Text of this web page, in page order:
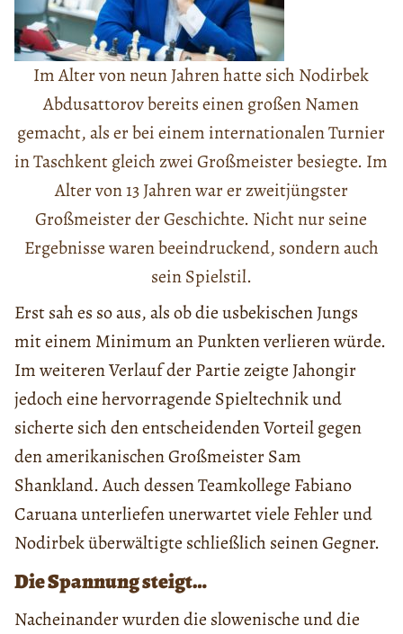
Im Alter von neun Jahren hatte sich Nodirbek
Abdusattorov bereits einen großen Namen
gemacht, als er bei einem internationalen Turnier
in Taschkent gleich zwei Großmeister besiegte. Im
Alter von 13 Jahren war er zweitjüngster
Großmeister der Geschichte. Nicht nur seine
Ergebnisse waren beeindruckend, sondern auch
sein Spielstil.
Erst sah es so aus, als ob die usbekischen Jungs
mit einem Minimum an Punkten verlieren würde.
Im weiteren Verlauf der Partie zeigte Jahongir
jedoch eine hervorragende Spieltechnik und
sicherte sich den entscheidenden Vorteil gegen
den amerikanischen Großmeister Sam
Shankland. Auch dessen Teamkollege Fabiano
Caruana unterliefen unerwartet viele Fehler und
Nodirbek überwältigte schließlich seinen Gegner.
Die Spannung steigt…
Nacheinander wurden die slowenische und die